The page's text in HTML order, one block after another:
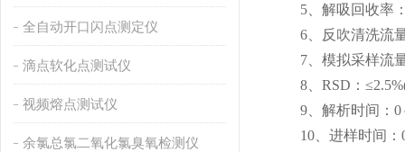
全自动开口闪点测定仪
滴点软化点测试仪
视频熔点测试仪
余氯总氯二氧化氯臭氧检测仪
5、解吸回收率：
6、反吹清洗流量
7、模拟采样流量
8、RSD：
9、解析时间：0
10、进样时间：0